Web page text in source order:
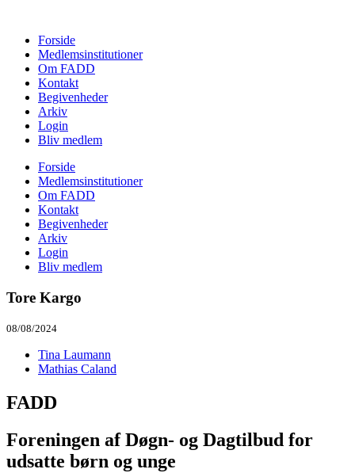
Forside
Medlemsinstitutioner
Om FADD
Kontakt
Begivenheder
Arkiv
Login
Bliv medlem
Forside
Medlemsinstitutioner
Om FADD
Kontakt
Begivenheder
Arkiv
Login
Bliv medlem
Tore Kargo
08/08/2024
Tina Laumann
Mathias Caland
FADD
Foreningen af Døgn- og Dagtilbud for
udsatte børn og unge